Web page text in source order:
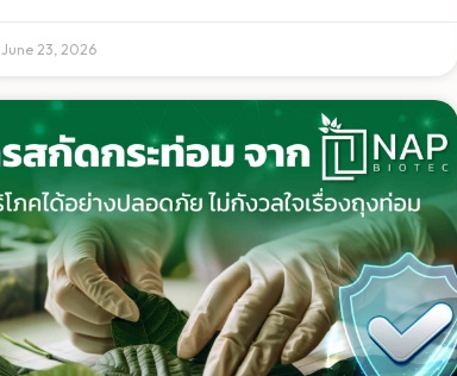
โรงงานรับซื้อและแปรรูปใบกระท่อมมูลค่าการลงทุนกว่า 60 ล้าน
กระท่อมสู่พืชเศรษฐกิจใหม่อย่างยั่งยืน
June 23, 2026